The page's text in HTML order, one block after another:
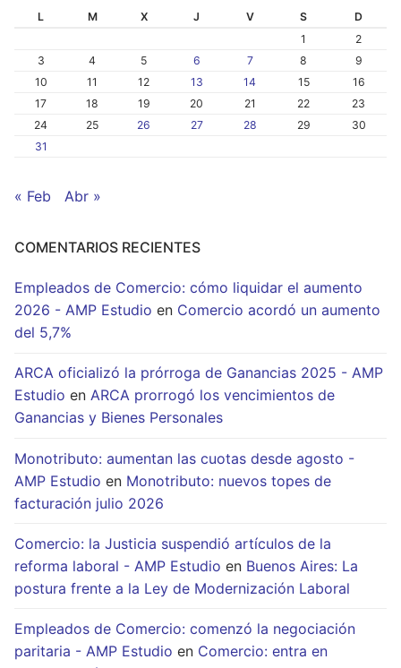
L M X J V S
D
1
2
3
4 5 6 7 8
9
10
11 12 13 14 15
16
17
18 19 20 21 22
23
24
25 26 27 28 29
30
31
« Feb Abr »
COMENTARIOS RECIENTES
Empleados de Comercio: cómo liquidar el aumento
2026 - AMP Estudio en Comercio acordó un aumento
del 5,7%
ARCA oficializó la prórroga de Ganancias 2025 - AMP
Estudio en ARCA prorrogó los vencimientos de
Ganancias y Bienes Personales
Monotributo: aumentan las cuotas desde agosto -
AMP Estudio en Monotributo: nuevos topes de
facturación julio 2026
Comercio: la Justicia suspendió artículos de la
reforma laboral - AMP Estudio en Buenos Aires: La
postura frente a la Ley de Modernización Laboral
Empleados de Comercio: comenzó la negociación
paritaria - AMP Estudio en Comercio: entra en